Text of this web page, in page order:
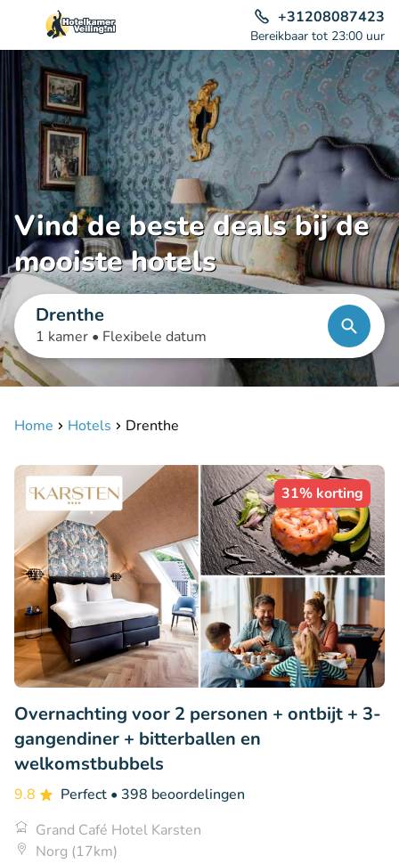
+31208087423
Bereikbaar tot 23:00 uur
Vind de beste deals bij de
mooiste hotels
Drenthe
1 kamer • Flexibele datum
Home Hotels Drenthe
31% korting
Overnachting voor 2 personen + ontbijt + 3-
gangendiner + bitterballen en
welkomstbubbels
9.8 Perfect • 398 beoordelingen
Grand Café Hotel Karsten
Norg (17km)